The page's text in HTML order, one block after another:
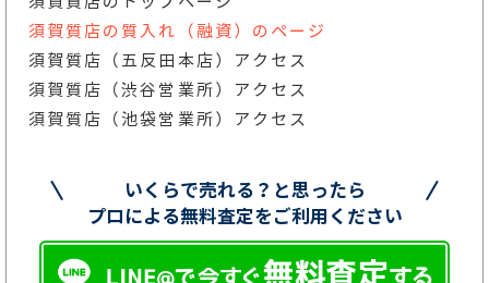
須賀質店の質入れ（融資）のページ
須賀質店（五反田本店）アクセス
須賀質店（渋谷営業所）アクセス
須賀質店（池袋営業所）アクセス
いくらで売れる？と思ったら
プロによる無料査定をご利用ください